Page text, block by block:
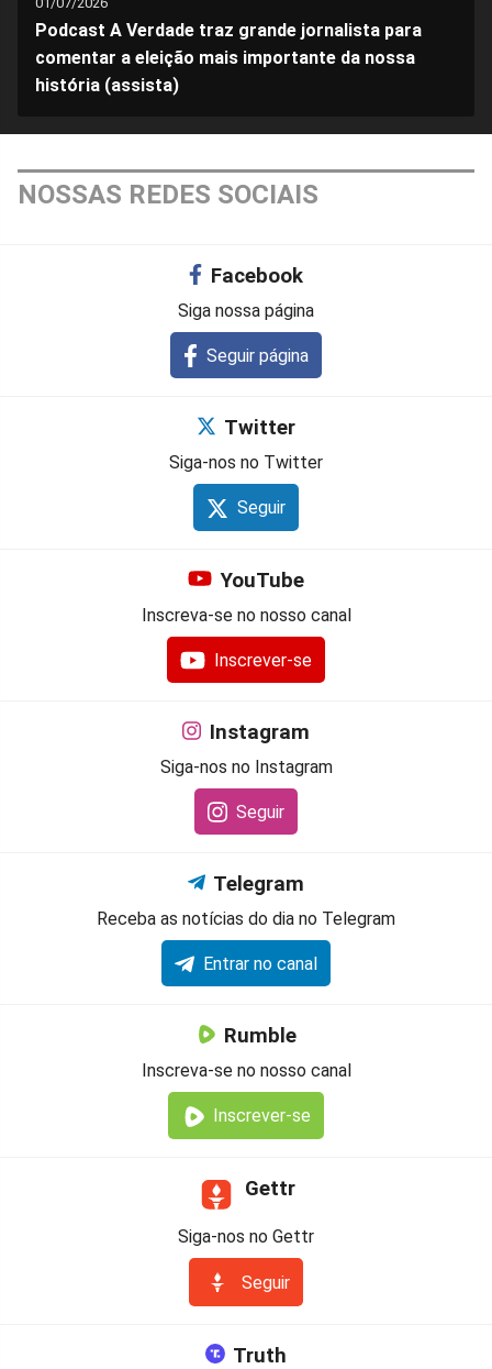
Podcast A Verdade traz grande jornalista para
comentar a eleição mais importante da nossa
história (assista)
NOSSAS REDES SOCIAIS
Facebook
Siga nossa página
Seguir página
Twitter
Siga-nos no Twitter
Seguir
YouTube
Inscreva-se no nosso canal
Inscrever-se
Instagram
Siga-nos no Instagram
Seguir
Telegram
Receba as notícias do dia no Telegram
Entrar no canal
Rumble
Inscreva-se no nosso canal
Inscrever-se
Gettr
Siga-nos no Gettr
Seguir
Truth